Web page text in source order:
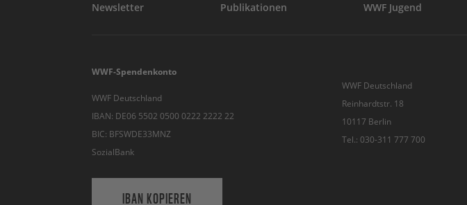
Newsletter Publikationen WWF Jugend
WWF-Spendenkonto
WWF Deutschland
IBAN: DE06 5502 0500 0222 2222 22
BIC: BFSWDE33MNZ
SozialBank
IBAN KOPIEREN
WWF Deutschland
Reinhardtstr. 18
10117 Berlin
Tel.: 030-311 777 700